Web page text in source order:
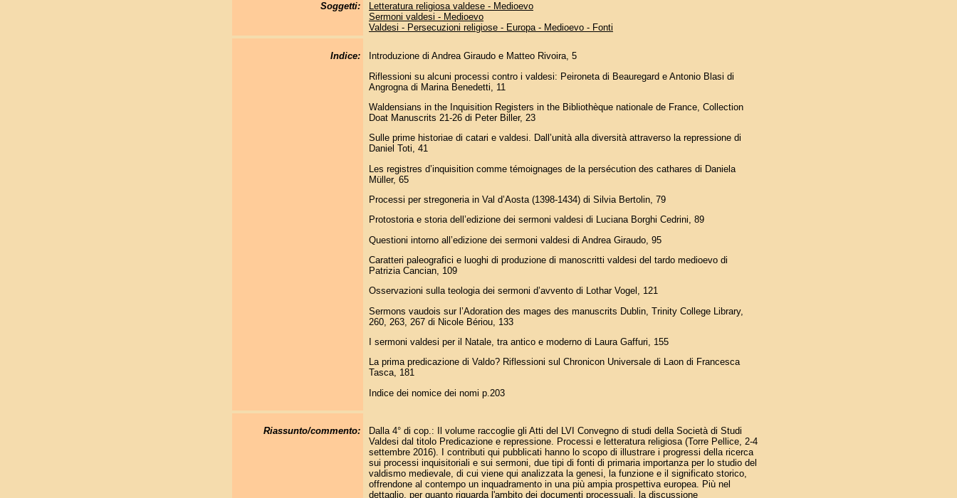
Soggetti:
Letteratura religiosa valdese - Medioevo
Sermoni valdesi - Medioevo
Valdesi - Persecuzioni religiose - Europa - Medioevo - Fonti
Indice:
Introduzione di Andrea Giraudo e Matteo Rivoira, 5
Riflessioni su alcuni processi contro i valdesi: Peironeta di Beauregard e Antonio Blasi di
Angrogna di Marina Benedetti, 11
Waldensians in the Inquisition Registers in the Bibliothèque nationale de France, Collection
Doat Manuscrits 21-26 di Peter Biller, 23
Sulle prime historiae di catari e valdesi. Dall’unità alla diversità attraverso la repressione di
Daniel Toti, 41
Les registres d’inquisition comme témoignages de la persécution des cathares di Daniela
Müller, 65
Processi per stregoneria in Val d’Aosta (1398-1434) di Silvia Bertolin, 79
Protostoria e storia dell’edizione dei sermoni valdesi di Luciana Borghi Cedrini, 89
Questioni intorno all’edizione dei sermoni valdesi di Andrea Giraudo, 95
Caratteri paleografici e luoghi di produzione di manoscritti valdesi del tardo medioevo di
Patrizia Cancian, 109
Osservazioni sulla teologia dei sermoni d’avvento di Lothar Vogel, 121
Sermons vaudois sur l’Adoration des mages des manuscrits Dublin, Trinity College Library,
260, 263, 267 di Nicole Bériou, 133
I sermoni valdesi per il Natale, tra antico e moderno di Laura Gaffuri, 155
La prima predicazione di Valdo? Riflessioni sul Chronicon Universale di Laon di Francesca
Tasca, 181
Indice dei nomice dei nomi p.203
Riassunto/commento:
Dalla 4° di cop.: Il volume raccoglie gli Atti del LVI Convegno di studi della Società di Studi
Valdesi dal titolo Predicazione e repressione. Processi e letteratura religiosa (Torre Pellice, 2-4
settembre 2016). I contributi qui pubblicati hanno lo scopo di illustrare i progressi della ricerca
sui processi inquisitoriali e sui sermoni, due tipi di fonti di primaria importanza per lo studio del
valdismo medievale, di cui viene qui analizzata la genesi, la funzione e il significato storico,
offrendone al contempo un inquadramento in una più ampia prospettiva europea. Più nel
dettaglio, per quanto riguarda l'ambito dei documenti processuali, la discussione